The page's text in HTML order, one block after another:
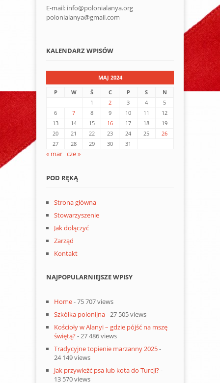
E-mail: info@polonialanya.org
polonialanya@gmail.com
KALENDARZ WPISÓW
MAJ 2024
P
W Ś C P S
N
1
2 3 4
5
6
7 8 9 10 11
12
13
14 15 16 17 18
19
20
21 22 23 24 25
26
27
28 29 30 31
« mar cze »
POD RĘKĄ
Strona główna
Stowarzyszenie
Jak dołączyć
Zarząd
Kontakt
NAJPOPULARNIEJSZE WPISY
Home- 75 707 views
Szkółka polonijna- 27 505 views
Kościoły w Alanyi – gdzie pójść na mszę
świętą?- 27 486 views
Tradycyjne topienie marzanny 2025-
24 149 views
Jak przywieźć psa lub kota do Turcji?-
13 570 views